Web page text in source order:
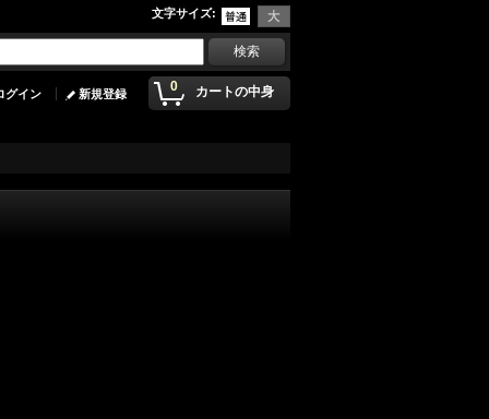
文字サイズ:
0 カートの中身
グイン 新規登録